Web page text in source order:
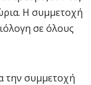
Η συμμετοχή
σε όλους
την συμμετοχή